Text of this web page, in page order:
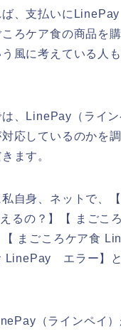
、支払いに
ろケア食の商品を
風に考えている人
、LinePay（ライ
応しているのかを
ます。
自身、ネットで、
るの？】【 まごこ
まごころケア食
LinePay エラー】
（ラインペイ